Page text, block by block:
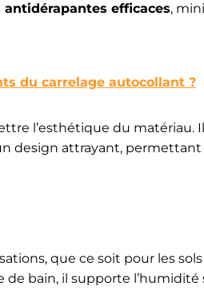
efficaces,
du carrelage autocollant ?
l’esthétique du matériau.
design attrayant,
que ce soit pour les sols
de bain, il supporte